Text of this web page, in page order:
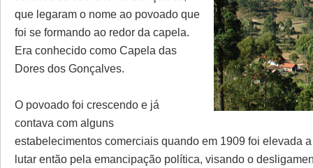
que legaram o nome ao povoado que
foi se formando ao redor da capela.
Era conhecido como Capela das
Dores dos Gonçalves.
O povoado foi crescendo e já
contava com alguns
estabelecimentos comerciais quando em 1909 foi elevada
lutar então pela emancipação política, visando o